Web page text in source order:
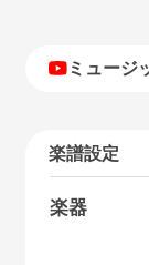
ミュージ
楽譜設定
楽器